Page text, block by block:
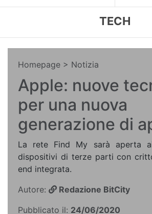
TECH
Homepage > Notizia
Apple: nuove
per una nuova
generazione di
La rete Find My sarà aperta
dispositivi di terze parti con
end integrata.
Autore:
Redazione BitCity
Pubblicato il: 24/06/2020